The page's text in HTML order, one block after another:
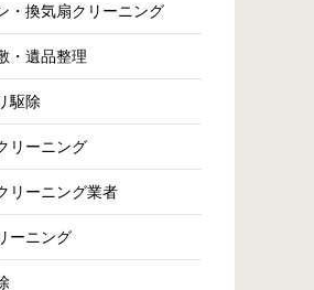
・換気扇クリーニング
・遺品整理
駆除
リーニング
リーニング業者
ーニング